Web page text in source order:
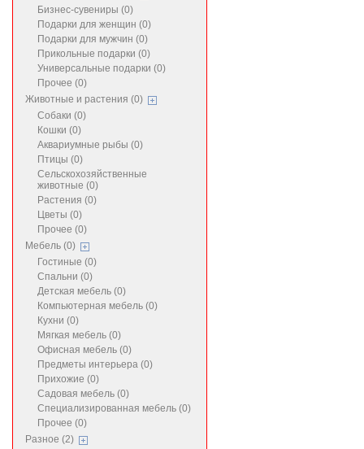
Бизнес-сувениры (0)
Подарки для женщин (0)
Подарки для мужчин (0)
Прикольные подарки (0)
Универсальные подарки (0)
Прочее (0)
Животные и растения (0)
Собаки (0)
Кошки (0)
Аквариумные рыбы (0)
Птицы (0)
Сельскохозяйственные
животные (0)
Растения (0)
Цветы (0)
Прочее (0)
Мебель (0)
Гостиные (0)
Спальни (0)
Детская мебель (0)
Компьютерная мебель (0)
Кухни (0)
Мягкая мебель (0)
Офисная мебель (0)
Предметы интерьера (0)
Прихожие (0)
Садовая мебель (0)
Специализированная мебель (0)
Прочее (0)
Разное (2)